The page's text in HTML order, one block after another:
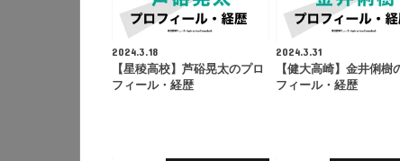
2024.3.18
【星稜高校】芦硲晃太のプロ
フィール・経歴
2024.3.31
【健大高崎】金井俐樹
フィール・経歴